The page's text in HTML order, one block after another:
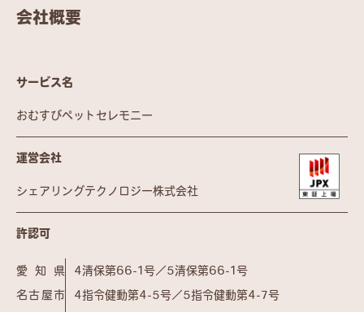
会社概要
サービス名
おむすびペットセレモニー
運営会社
シェアリングテクノロジー株式会社
許認可
愛知県 4清保第66-1号／5清保第66-1号
名古屋市 4指令健動第4-5号／5指令健動第4-7号